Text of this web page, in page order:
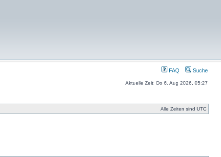
FAQ Suche
Aktuelle Zeit: Do 6. Aug 2026, 05:27
Alle Zeiten sind UTC